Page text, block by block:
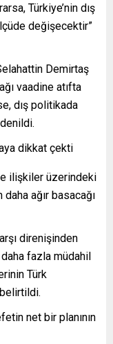
Türkiye’nin dış
değişecektir”
Demirtaş
vaadine atıfta
dış politikada
ilişkiler üzerindeki
ağır basacağı
direnişinden
fazla müdahil
Türk
net bir planının